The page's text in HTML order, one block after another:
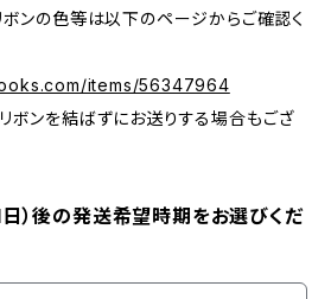
ボンの色等は以下のページからご確認く
items/56347964
ボンを結ばずにお送りする場合もござ
）後の発送希望時期をお選びくだ